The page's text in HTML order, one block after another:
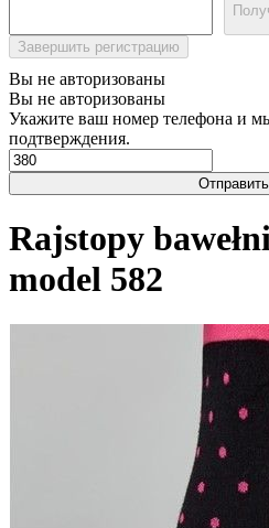
Завершить регистрацию
Вы не авторизованы
Вы не авторизованы
Укажите ваш номер телефона и
подтверждения.
Rajstopy
model 582